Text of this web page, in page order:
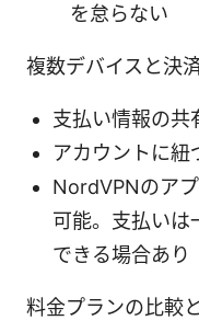
を怠らない
複数デバイスと決
支払い情報の共
アカウントに紐
NordVPNのア
可能。支払いは
できる場合あり
料金プランの比較